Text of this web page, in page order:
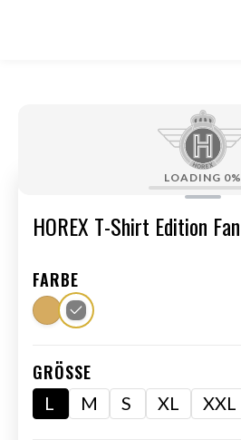
LOADING 0%
HOREX T-Shirt Edition Fan
FARBE
GRÖSSE
L M S XL XXL